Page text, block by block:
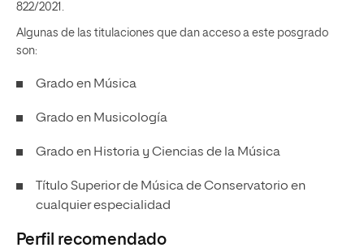
822/2021.
Algunas de las titulaciones que dan acceso a este posgrado
son:
Grado en Música
Grado en Musicología
Grado en Historia y Ciencias de la Música
Título Superior de Música de Conservatorio en
cualquier especialidad
Perfil recomendado